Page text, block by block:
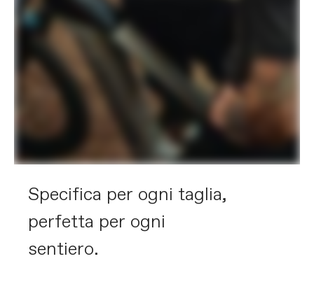
Specifica per ogni taglia,
perfetta per ogni
sentiero.